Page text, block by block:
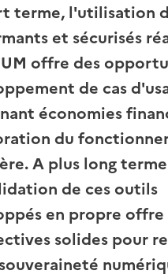
terme, l'utilisation
et sécurisés
offre des
de cas
économies
du
A plus long
de ces outils
en propre offre
solides pour